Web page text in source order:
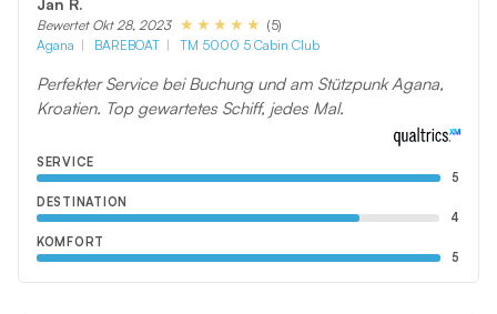
Jan R.
Bewertet Okt 28, 2023
(5)
Agana
BAREBOAT TM 5000 5 Cabin Club
Perfekter Service bei Buchung und am Stützpunk Agana,
Kroatien. Top gewartetes Schiff, jedes Mal.
SERVICE
5
DESTINATION
4
KOMFORT
5